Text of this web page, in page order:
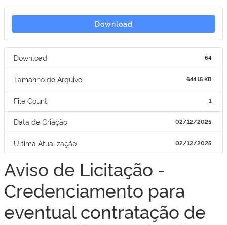
Download
Download 64
Tamanho do Arquivo 644.15 KB
File Count 1
Data de Criação 02/12/2025
Ultima Atualização 02/12/2025
Aviso de Licitação -
Credenciamento para
eventual contratação de